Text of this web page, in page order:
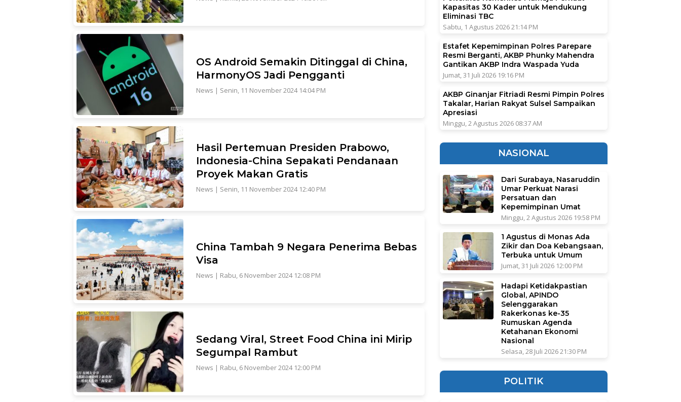
OS Android Semakin Ditinggal di China,
HarmonyOS Jadi Pengganti
News | Senin, 11 November 2024 14:04 PM
Hasil Pertemuan Presiden Prabowo,
Indonesia-China Sepakati Pendanaan
Proyek Makan Gratis
News | Senin, 11 November 2024 12:40 PM
China Tambah 9 Negara Penerima Bebas
Visa
News | Rabu, 6 November 2024 12:08 PM
Sedang Viral, Street Food China ini Mirip
Segumpal Rambut
News | Rabu, 6 November 2024 12:00 PM
Kapasitas 30 Kader untuk Mendukung
Eliminasi TBC
Sabtu, 1 Agustus 2026 21:14 PM
Estafet Kepemimpinan Polres Parepare
Resmi Berganti, AKBP Phunky Mahendra
Gantikan AKBP Indra Waspada Yuda
Jumat, 31 Juli 2026 19:16 PM
AKBP Ginanjar Fitriadi Resmi Pimpin Polres
Takalar, Harian Rakyat Sulsel Sampaikan
Apresiasi
Minggu, 2 Agustus 2026 08:37 AM
NASIONAL
Dari Surabaya, Nasaruddin
Umar Perkuat Narasi
Persatuan dan
Kepemimpinan Umat
Minggu, 2 Agustus 2026 19:58 PM
1 Agustus di Monas Ada
Zikir dan Doa Kebangsaan,
Terbuka untuk Umum
Jumat, 31 Juli 2026 12:00 PM
Hadapi Ketidakpastian
Global, APINDO
Selenggarakan
Rakerkonas ke-35
Rumuskan Agenda
Ketahanan Ekonomi
Nasional
Selasa, 28 Juli 2026 21:30 PM
POLITIK